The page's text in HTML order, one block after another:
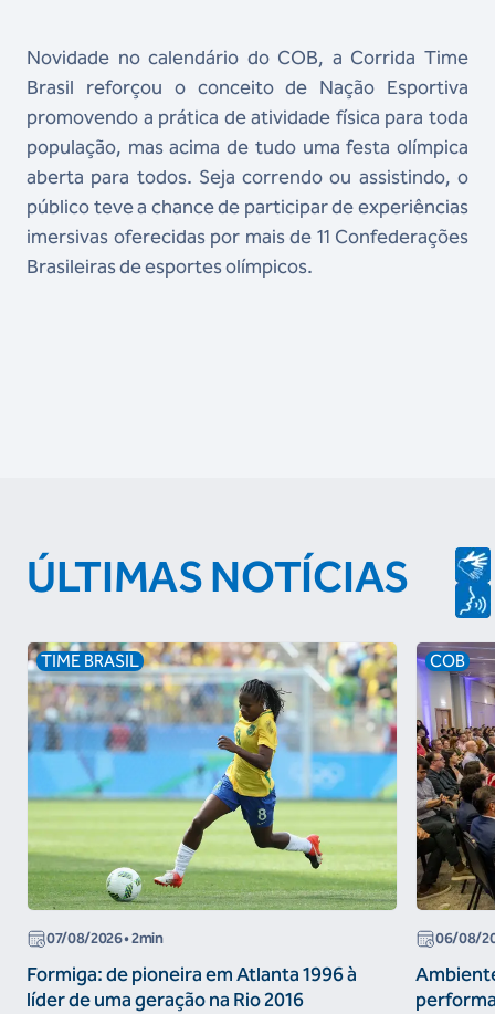
Novidade no calendário do COB, a Corrida Time
Brasil reforçou o conceito de Nação Esportiva
promovendo a prática de atividade física para toda
população, mas acima de tudo uma festa olímpica
aberta para todos. Seja correndo ou assistindo, o
público teve a chance de participar de experiências
imersivas oferecidas por mais de 11 Confederações
Brasileiras de esportes olímpicos.
ÚLTIMAS NOTÍCIAS
TIME BRASIL
07/08/2026• 2min
Formiga: de pioneira em Atlanta 1996 à
líder de uma geração na Rio 2016
COB
06/08/